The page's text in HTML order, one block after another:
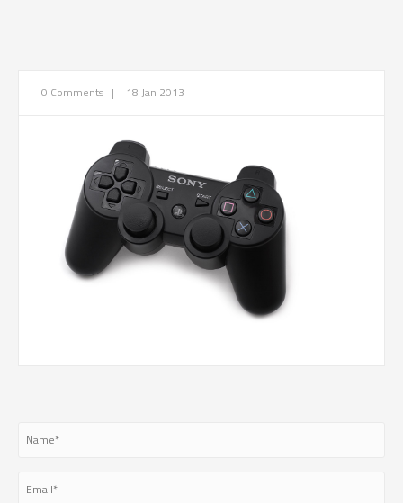
0 Comments | 18 Jan 2013